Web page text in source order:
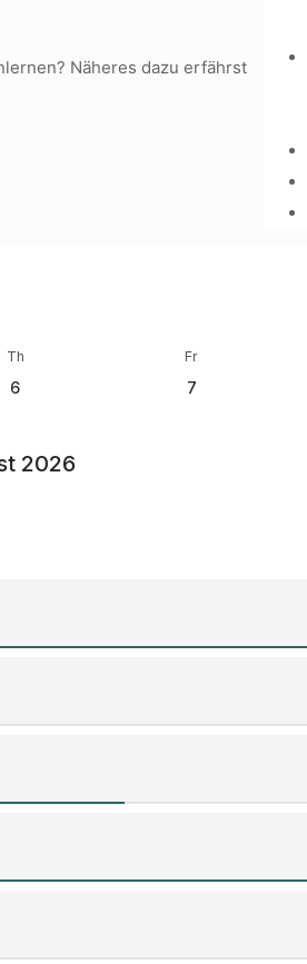
Näheres dazu erfährst